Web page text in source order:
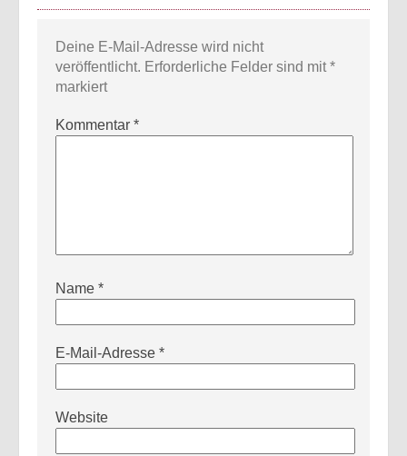
Deine E-Mail-Adresse wird nicht
veröffentlicht. Erforderliche Felder sind mit*
markiert
Kommentar *
Name *
E-Mail-Adresse *
Website